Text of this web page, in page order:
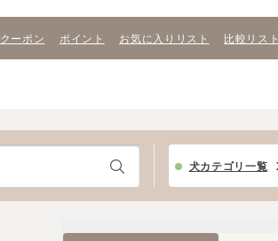
クーポン ポイント お気に入りリスト 比較リスト
犬カテゴリ一覧